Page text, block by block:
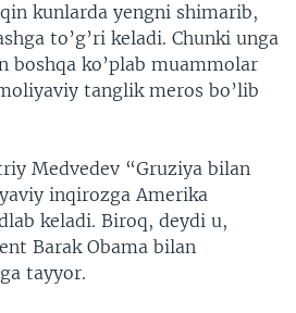
kunlarda yengni shimarib,
to’g’ri keladi. Chunki unga
boshqa ko’plab muammolar
tanglik meros bo’lib
Medvedev “Gruziya bilan
inqirozga Amerika
keladi. Biroq, deydi u,
Barak Obama bilan
tayyor.